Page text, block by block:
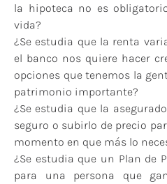
la hipoteca no es
vida?
¿Se estudia que la renta
el banco nos quiere hacer
opciones que tenemos la
patrimonio importante?
¿Se estudia que la
seguro o subirlo de precio
momento en que más lo
¿Se estudia que un Plan de
para una persona que